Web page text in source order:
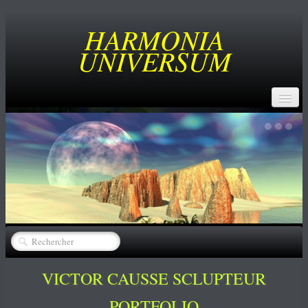
HARMONIA
UNIVERSUM
ACCUEIL
BUT
SERVICES
CREATEURS▼
CATALOGUE
ACHATS
NEWS
VICTOR CAUSSE SCLUPTEUR